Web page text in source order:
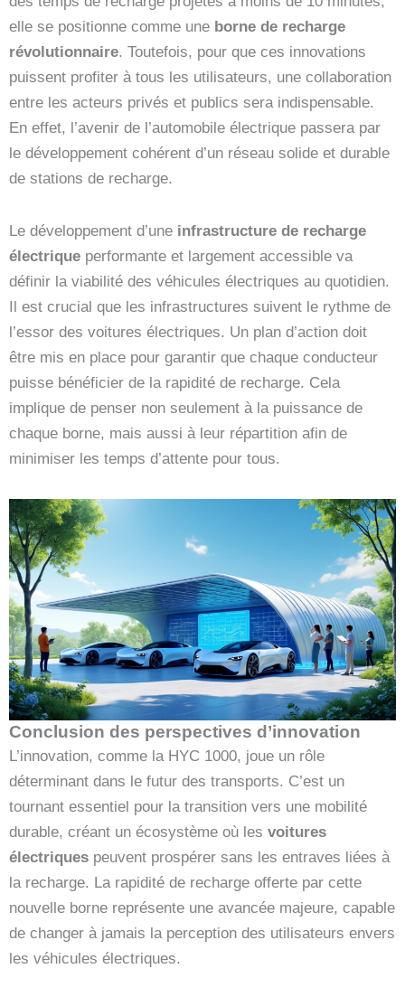
elle se positionne comme une borne de recharge
révolutionnaire. Toutefois, pour que ces innovations
puissent profiter à tous les utilisateurs, une collaboration
entre les acteurs privés et publics sera indispensable.
En effet, l’avenir de l’automobile électrique passera par
le développement cohérent d’un réseau solide et durable
de stations de recharge.
Le développement d’une infrastructure de recharge
électrique performante et largement accessible va
définir la viabilité des véhicules électriques au quotidien.
Il est crucial que les infrastructures suivent le rythme de
l’essor des voitures électriques. Un plan d’action doit
être mis en place pour garantir que chaque conducteur
puisse bénéficier de la rapidité de recharge. Cela
implique de penser non seulement à la puissance de
chaque borne, mais aussi à leur répartition afin de
minimiser les temps d’attente pour tous.
Conclusion des perspectives d’innovation
L’innovation, comme la HYC 1000, joue un rôle
déterminant dans le futur des transports. C’est un
tournant essentiel pour la transition vers une mobilité
durable, créant un écosystème où les voitures
électriques peuvent prospérer sans les entraves liées à
la recharge. La rapidité de recharge offerte par cette
nouvelle borne représente une avancée majeure, capable
de changer à jamais la perception des utilisateurs envers
les véhicules électriques.